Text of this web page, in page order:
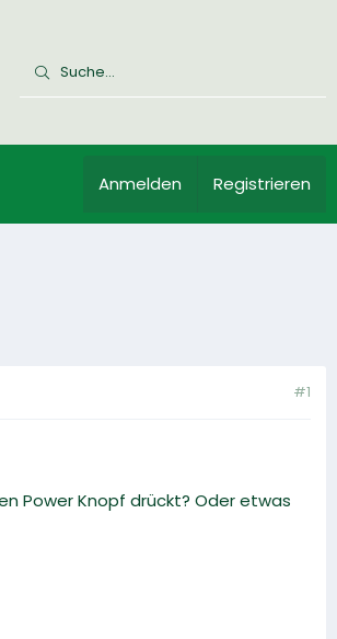
Anmelden Registrieren
#1
Power Knopf drückt? Oder etwas